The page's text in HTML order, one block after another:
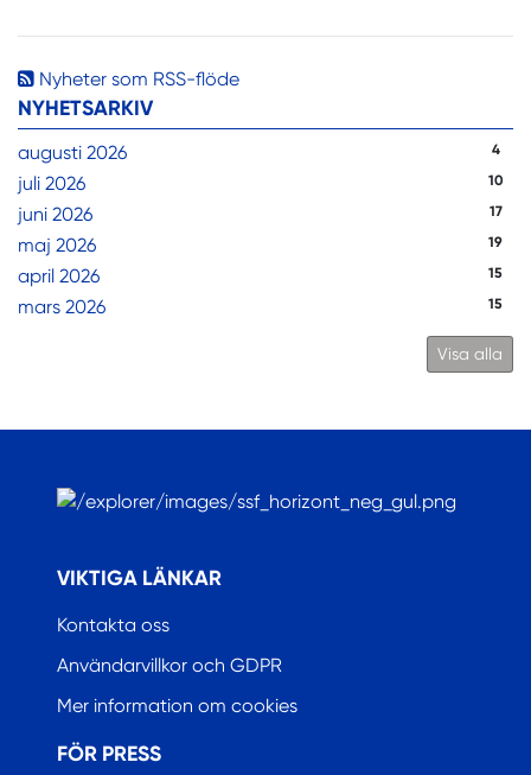
Nyheter som RSS-flöde
NYHETSARKIV
augusti 2026 4
juli 2026 10
juni 2026 17
maj 2026 19
april 2026 15
mars 2026 15
Visa alla
VIKTIGA LÄNKAR
Kontakta oss
Användarvillkor och GDPR
Mer information om cookies
FÖR PRESS